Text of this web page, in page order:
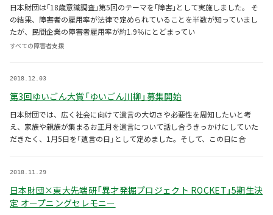
日本財団は｢18歳意識調査｣第5回のテーマを｢障害｣として実施しました。 そ
の結果、障害者の雇用率が法律で定められていることを半数が知っていまし
たが、民間企業の障害者雇用率が約1.9％にとどまってい
すべての障害者支援
第3回ゆいごん大賞「ゆいごん川柳」募集開始
2018.12.03
日本財団では、広く社会に向けて遺言の大切さや必要性を周知したいと考
え、家族や親族が集まるお正月を遺言について話し合うきっかけにしていた
だきたく、1月5日を「遺言の日」として定めました。そして、この日に合
日本財団×東大先端研「異才発掘プロジェクト ROCKET」5期生決
定 オープニングセレモニー
2018.11.29